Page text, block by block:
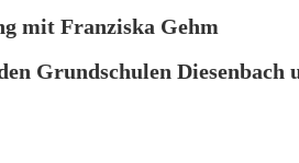
mit Franziska Gehm
Grundschulen Diesenbach